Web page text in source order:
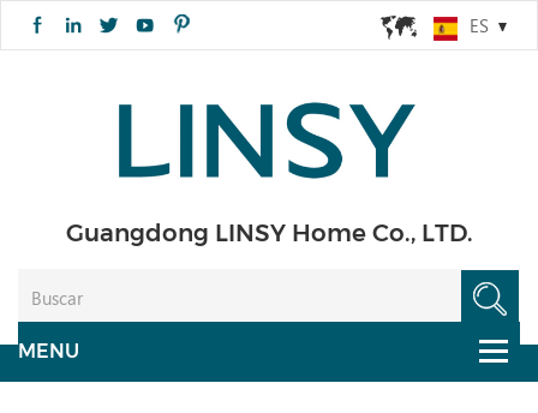
ES
Guangdong LINSY Home Co., LTD.